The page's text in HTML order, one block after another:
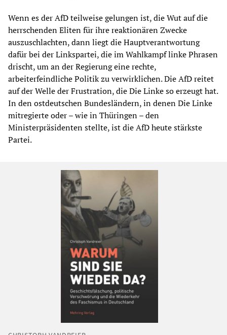
Wenn es der AfD teilweise gelungen ist, die Wut auf die
herrschenden Eliten für ihre reaktionären Zwecke
auszuschlachten, dann liegt die Hauptverantwortung
dafür bei der Linkspartei, die im Wahlkampf linke Phrasen
drischt, um an der Regierung eine rechte,
arbeiterfeindliche Politik zu verwirklichen. Die AfD reitet
auf der Welle der Frustration, die Die Linke so erzeugt hat.
In den ostdeutschen Bundesländern, in denen Die Linke
mitregierte oder – wie in Thüringen – den
Ministerpräsidenten stellte, ist die AfD heute stärkste
Partei.